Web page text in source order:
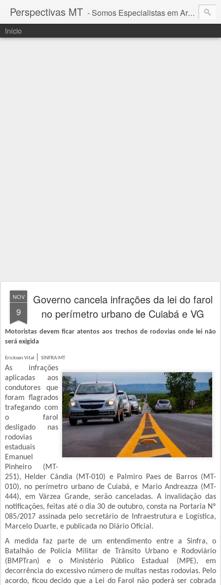
Perspectivas MT - Somos Especialistas em Araguaia - Mato Grosso
Início
NOV
9
Governo cancela infrações da lei do farol
no perímetro urbano de Cuiabá e VG
Motoristas devem ficar atentos aos trechos de rodovias onde lei não
será exigida
Ericksen Vital SINFRA-MT
As infrações
aplicadas aos
condutores que
foram flagrados
trafegando com
o farol
desligado nas
rodovias
estaduais
Emanuel
Pinheiro (MT-
251), Helder Cândia (MT-010) e Palmiro Paes de Barros (MT-
010), no perímetro urbano de Cuiabá, e Mario Andreazza (MT-
444), em Várzea Grande, serão canceladas. A invalidação das
notificações, feitas até o dia 30 de outubro, consta na Portaria Nº
085/2017 assinada pelo secretário de Infraestrutura e Logística,
Marcelo Duarte, e publicada no Diário Oficial.
A medida faz parte de um entendimento entre a Sinfra, o
Batalhão de Polícia Militar de Trânsito Urbano e Rodoviário
(BMPTran) e o Ministério Público Estadual (MPE), em
decorrência do excessivo número de multas nestas rodovias. Pelo
acordo, ficou decido que a Lei do Farol não poderá ser cobrada